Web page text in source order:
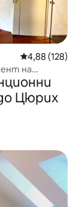
Средна
4,88 (128)
на
Цюрих